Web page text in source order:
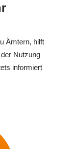
Ämtern, hilft
Nutzung
informiert